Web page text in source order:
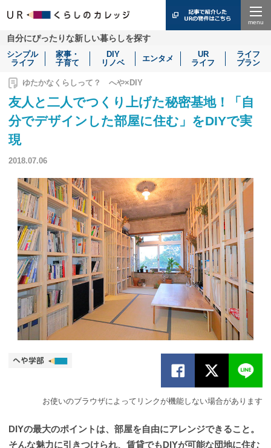
自分にぴったりな新しい暮らしを探す
シンプル
ライフ
家事・
子育て
DIY
リノベ
エンタメ
UR
ライフ
ライフ
プラン
ゆたかなくらしって？ へや×DIY
友人と二人でつくり上げた秘密基地！「自
分でデザインした部屋に住む」をDIYで実
現
2018.07.06
お使いのブラウザによってリンクが機能しない場合があります
DIYの最大のポイントは、部屋を自由にアレンジできること。
そんな魅力に引きつけられ、賃貸でもDIYが可能な団地に住む